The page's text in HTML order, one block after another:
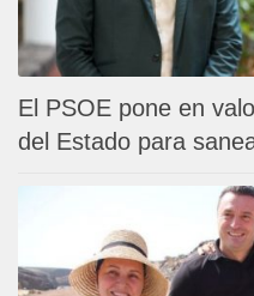
El PSOE pone en
del Estado para